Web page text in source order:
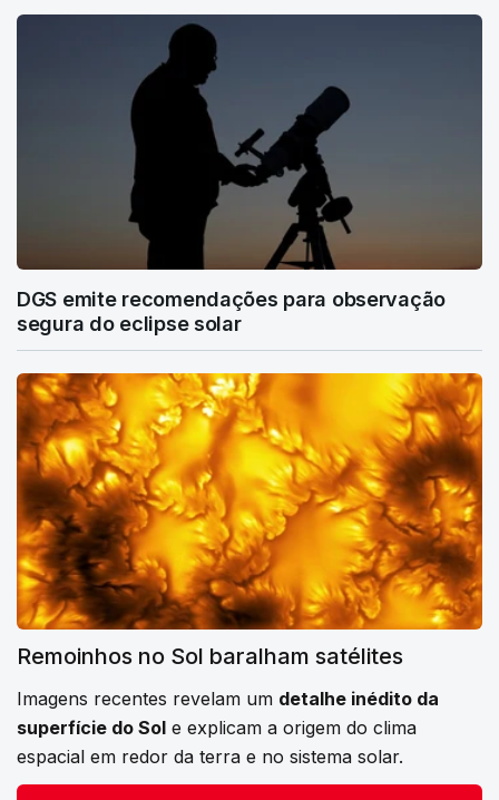
DGS emite recomendações para observação
segura do eclipse solar
Remoinhos no Sol baralham satélites
Imagens recentes revelam um detalhe inédito da
superfície do Sol e explicam a origem do clima
espacial em redor da terra e no sistema solar.